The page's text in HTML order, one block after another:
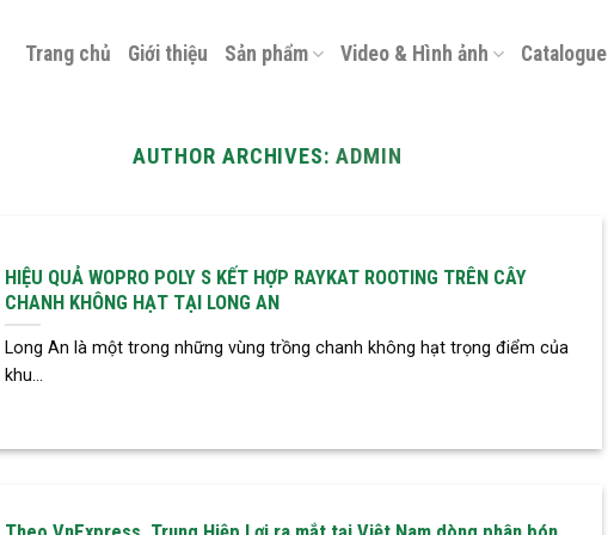
Trang chủ Giới thiệu Sản phẩm Video & Hình ảnh Catalogue
AUTHOR ARCHIVES:ADMIN
HIỆU QUẢ WOPRO POLY S KẾT HỢP RAYKAT ROOTING TRÊN CÂY
CHANH KHÔNG HẠT TẠI LONG AN
Long An là một trong những vùng trồng chanh không hạt trọng điểm của
khu...